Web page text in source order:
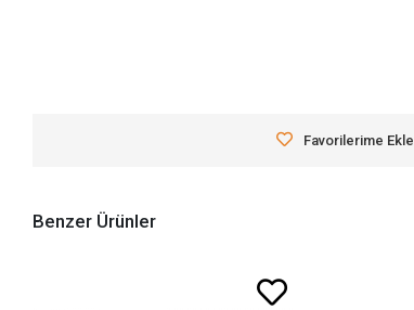
Favorilerime Ekle
Benzer Ürünler